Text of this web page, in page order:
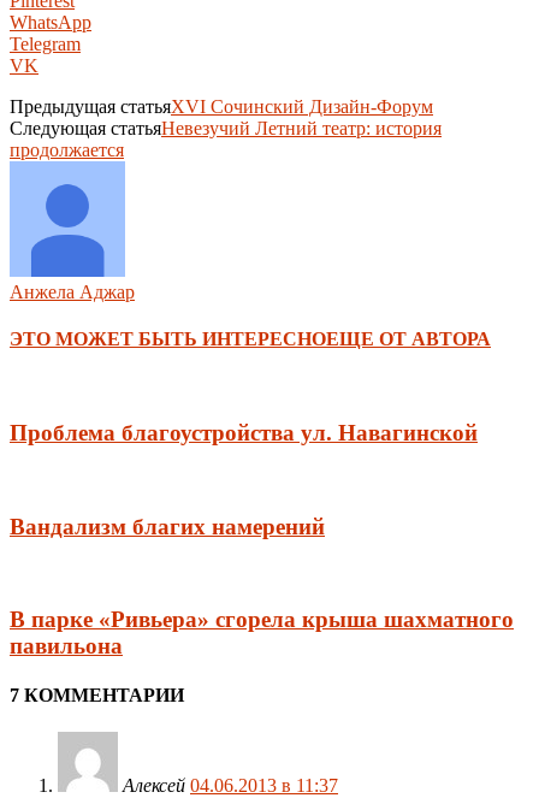
WhatsApp
Telegram
VK
Предыдущая статьяXVI Сочинский Дизайн-Форум
Следующая статьяНевезучий Летний театр: история
продолжается
Анжела Аджар
ЭТО МОЖЕТ БЫТЬ ИНТЕРЕСНОЕЩЕ ОТ АВТОРА
Проблема благоустройства ул. Навагинской
Вандализм благих намерений
В парке «Ривьера» сгорела крыша шахматного
павильона
7 КОММЕНТАРИИ
Алексей 04.06.2013 в 11:37